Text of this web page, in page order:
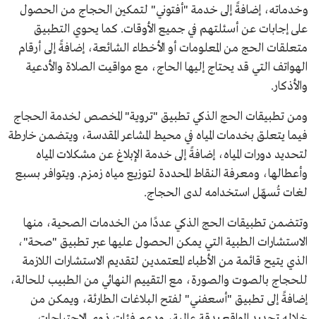
وخدماته، إضافةً إلى خدمة "أفتوني" لتمكين الحجاج من الحصول
على إجابات عن أسئلتهم في جميع الأوقات. كما يحوي التطبيق
متعلقات الحج من المعلومات أو الأخطاء الشائعة، إضافةً إلى أرقام
الهواتف التي قد يحتاج إليها الحاج، مع مواقيت الصلاة والأدعية
والأذكار.
ومن تطبيقات الحج الذكي تطبيق "تروية" المخصص لخدمة الحجاج
فيما يتعلق بخدمات المياه في محيط المشاعر المقدسة، ويتضمن خارطة
لتحديد دورات المياه، إضافةً إلى خدمة الإبلاغ عن مشكلات المياه
وأعطالها، ومعرفة النقاط المحددة لتوزيع مياه زمزم. ويتوافر بسبع
لغات تُسهّل استخدامه لدى الحجاج.
وتتضمن تطبيقات الحج الذكي عددًا من الخدمات الصحية، منها
الاستشارات الطبية التي يمكن الحصول عليها عبر تطبيق "صحة"،
الذي يتيح قائمة من الأطباء المعتمدين لتقديم الاستشارات اللازمة
للحجاج بالصوت والصورة، مع التقييم النهائي من الطبيب للحالة،
إضافةً إلى تطبيق "أسعفني" لفتح البلاغات الطارئة، ويمكن من